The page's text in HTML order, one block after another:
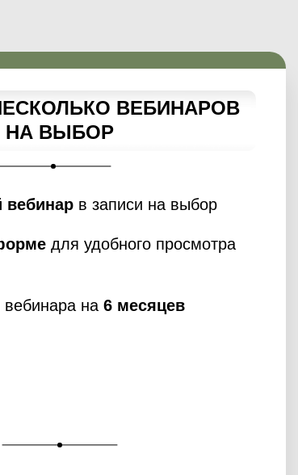
ВЕБИНАРОВ
НА ВЫБОР
вебинар в записи на выбор
для удобного просмотра
вебинара на 6 месяцев